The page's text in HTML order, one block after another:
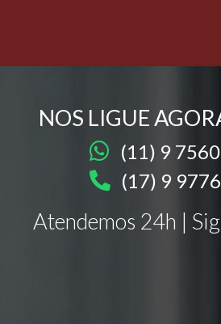
NOS LIGUE
(11) 9
(17) 9
Atendemos 24h |